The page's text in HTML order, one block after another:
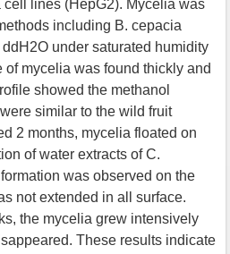
lines (HepG2). Mycelia was
including B. cepacia
under saturated humidity
of mycelia was found thickly and
showed the methanol
similar to the wild fruit
2 months, mycelia floated on
of water extracts of C.
was observed on the
not extended in all surface.
the mycelia grew intensively
These results indicate